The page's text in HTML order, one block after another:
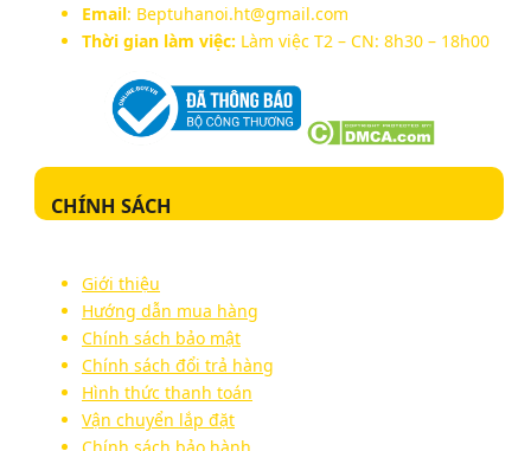
Email: Beptuhanoi.ht@gmail.com
Thời gian làm việc: Làm việc T2 – CN: 8h30 – 18h00
CHÍNH SÁCH
Giới thiệu
Hướng dẫn mua hàng
Chính sách bảo mật
Chính sách đổi trả hàng
Hình thức thanh toán
Vận chuyển lắp đặt